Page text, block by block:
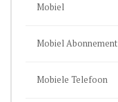
Mobiel
Mobiel Abonnement
Mobiele Telefoon